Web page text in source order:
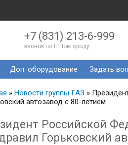
+7 (831) 213-6-999
звонок по Н.Новгороду
Доп. оборудование Задать
» Новости группы ГАЗ »
автозавод с 80-летием
Российской
Горьковский